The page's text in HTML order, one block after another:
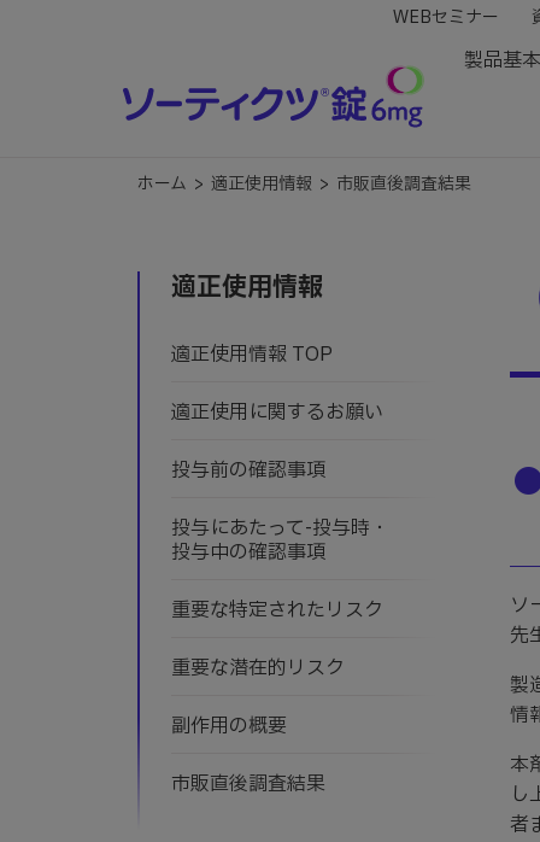
製品基
WEBセミナー
ホーム > 適正使用情報 > 市販直後調査結果
適正使用情報
適正使用情報 TOP
適正使用に関するお願い
投与前の確認事項
投与にあたって-投与時・
投与中の確認事項
重要な特定されたリスク
重要な潜在的リスク
副作用の概要
市販直後調査結果
ソ
先
製
情
本
し
者